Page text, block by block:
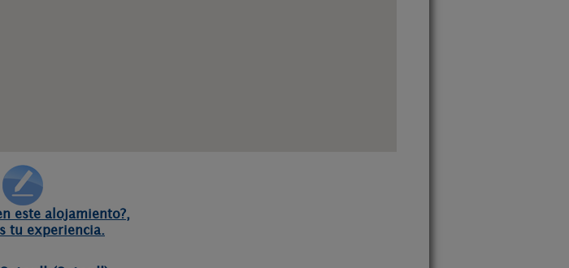
este alojamiento?,
tu experiencia.